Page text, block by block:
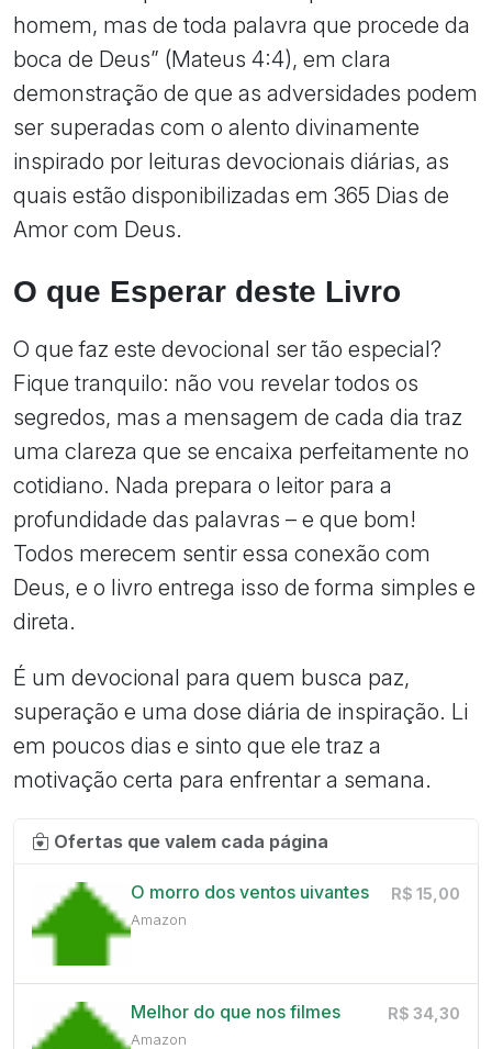
homem, mas de toda palavra que procede da
boca de Deus” (Mateus 4:4), em clara
demonstração de que as adversidades podem
ser superadas com o alento divinamente
inspirado por leituras devocionais diárias, as
quais estão disponibilizadas em 365 Dias de
Amor com Deus.
O que Esperar deste Livro
O que faz este devocional ser tão especial?
Fique tranquilo: não vou revelar todos os
segredos, mas a mensagem de cada dia traz
uma clareza que se encaixa perfeitamente no
cotidiano. Nada prepara o leitor para a
profundidade das palavras – e que bom!
Todos merecem sentir essa conexão com
Deus, e o livro entrega isso de forma simples e
direta.
É um devocional para quem busca paz,
superação e uma dose diária de inspiração. Li
em poucos dias e sinto que ele traz a
motivação certa para enfrentar a semana.
Ofertas que valem cada página
O morro dos ventos uivantes
Amazon
R$ 15,00
Melhor do que nos filmes
Amazon
R$ 34,30